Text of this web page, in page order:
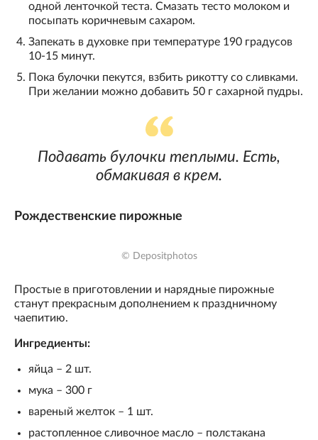
одной ленточкой теста. Смазать тесто молоком и
посыпать коричневым сахаром.
Запекать в духовке при температуре 190 градусов
10-15 минут.
Пока булочки пекутся, взбить рикотту со сливками.
При желании можно добавить 50 г сахарной пудры.
Подавать булочки теплыми. Есть,
обмакивая в крем.
Рождественские пирожные
© Depositphotos
Простые в приготовлении и нарядные пирожные
станут прекрасным дополнением к праздничному
чаепитию.
Ингредиенты:
яйца – 2 шт.
мука – 300 г
вареный желток – 1 шт.
растопленное сливочное масло – полстакана